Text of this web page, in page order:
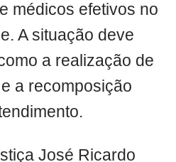
médicos efetivos no
A situação deve
a realização de
a recomposição
José Ricardo